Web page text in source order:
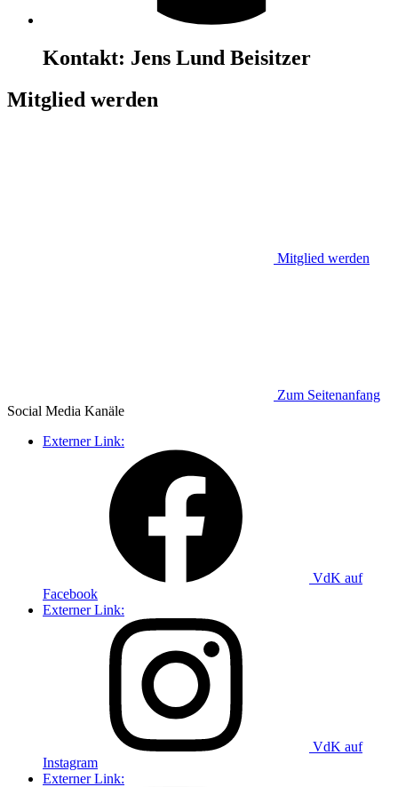
Kontakt: Jens Lund Beisitzer
Mitglied werden
Mitglied werden
Zum Seitenanfang
Social Media Kanäle
Externer Link:
VdK auf
Facebook
Externer Link:
VdK auf
Instagram
Externer Link: